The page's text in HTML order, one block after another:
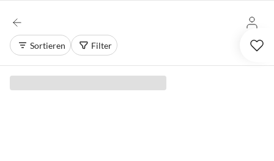
Sortieren Filter